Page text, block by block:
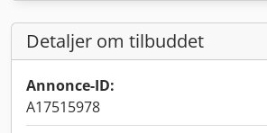
Detaljer om tilbuddet
Annonce-ID:
A17515978